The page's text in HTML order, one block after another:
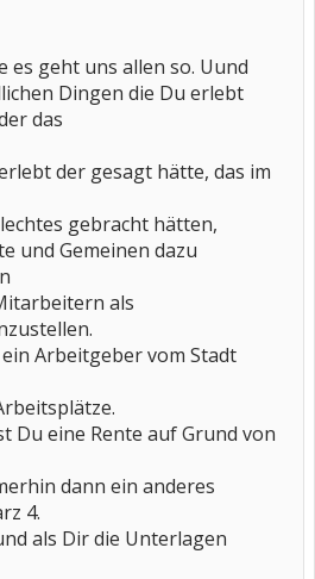
es geht uns allen so. Uund
Dingen die Du erlebt
das
der gesagt hätte, das im
gebracht hätten,
und Gemeinen dazu
als
Arbeitgeber vom Stadt
Du eine Rente auf Grund von
dann ein anderes
4.
als Dir die Unterlagen